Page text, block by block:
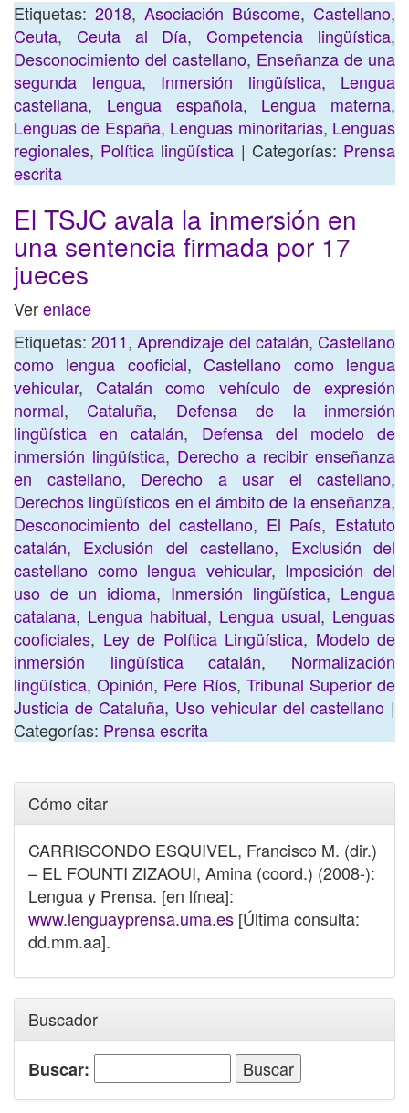
Etiquetas: 2018, Asociación Búscome, Castellano,
Ceuta, Ceuta al Día,Competencia lingüística,
Desconocimiento del castellano, Enseñanza de una
segunda lengua, Inmersión lingüística, Lengua
castellana, Lengua española, Lengua materna,
Lenguas de España, Lenguas minoritarias, Lenguas
regionales, Política lingüística | Categorías: Prensa
escrita
El TSJC avala la inmersión en
una sentencia firmada por 17
jueces
Verenlace
Etiquetas:2011,Aprendizaje del catalán,Castellano
como lengua cooficial,Castellano como lengua
vehicular,Catalán como vehículo de expresión
normal,Cataluña, Defensa de la inmersión
lingüística en catalán, Defensa del modelo de
inmersión lingüística, Derecho a recibir enseñanza
en castellano, Derecho a usar el castellano,
Derechos lingüísticos en el ámbito de la enseñanza,
Desconocimiento del castellano, El País, Estatuto
catalán, Exclusión del castellano, Exclusión del
castellano como lengua vehicular, Imposición del
uso de un idioma, Inmersión lingüística, Lengua
catalana, Lengua habitual, Lengua usual, Lenguas
cooficiales, Ley de Política Lingüística, Modelo de
inmersión lingüística catalán, Normalización
lingüística, Opinión, Pere Ríos, Tribunal Superior de
Justicia de Cataluña, Uso vehicular del castellano |
Categorías: Prensa escrita
Cómo citar
CARRISCONDO ESQUIVEL, Francisco M. (dir.)
– EL FOUNTI ZIZAOUI, Amina (coord.) (2008-):
Lengua y Prensa. [en línea]:
www.lenguayprensa.uma.es [Última consulta:
dd.mm.aa].
Buscador
Buscar: